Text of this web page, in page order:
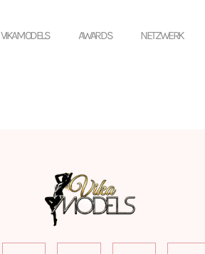
VIKAMODELS AWARDS NETZWERK